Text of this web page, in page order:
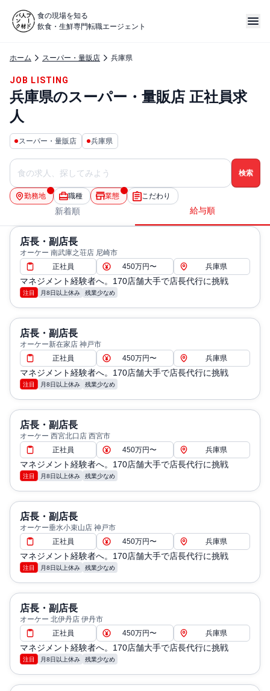
食の現場を知る
飲食・生鮮専門転職エージェント
ホーム スーパー・量販店 兵庫県
JOB LISTING
兵庫県のスーパー・量販店 正社員求
人
スーパー・量販店 兵庫県
勤務地 職種 業態 こだわり
新着順 給与順
店長・副店長
オーケー 南武庫之荘店 尼崎市
正社員
450万円〜 兵庫県
マネジメント経験者へ。170店舗大手で店長代行に挑戦
注目 月8日以上休み 残業少なめ
店長・副店長
オーケー新在家店 神戸市
正社員
450万円〜 兵庫県
マネジメント経験者へ。170店舗大手で店長代行に挑戦
注目 月8日以上休み 残業少なめ
店長・副店長
オーケー 西宮北口店 西宮市
正社員
450万円〜 兵庫県
マネジメント経験者へ。170店舗大手で店長代行に挑戦
注目 月8日以上休み 残業少なめ
店長・副店長
オーケー垂水小束山店 神戸市
正社員
450万円〜 兵庫県
マネジメント経験者へ。170店舗大手で店長代行に挑戦
注目 月8日以上休み 残業少なめ
店長・副店長
オーケー 北伊丹店 伊丹市
正社員
450万円〜 兵庫県
マネジメント経験者へ。170店舗大手で店長代行に挑戦
注目 月8日以上休み 残業少なめ